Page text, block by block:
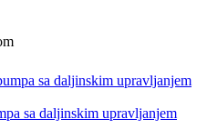
sa daljinskim upravljanjem